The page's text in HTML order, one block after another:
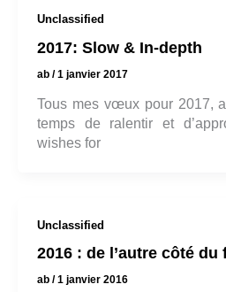
Unclassified
2017: Slow & In-depth
ab /1 janvier 2017
Tous mes vœux pour 2017,
temps de ralentir et
wishes for
Unclassified
2016 : de l’autre côté du
ab /1 janvier 2016